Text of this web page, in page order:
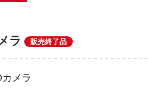
ラ 販売終了品
メラ